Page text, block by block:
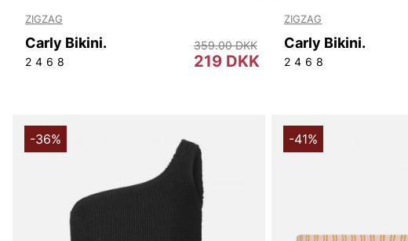
ZIGZAG
Carly Bikini.
2 4 6 8 219 DKK
359.00 DKK
ZIGZAG
Carly Bikini.
2 4 6 8
-36% -41%